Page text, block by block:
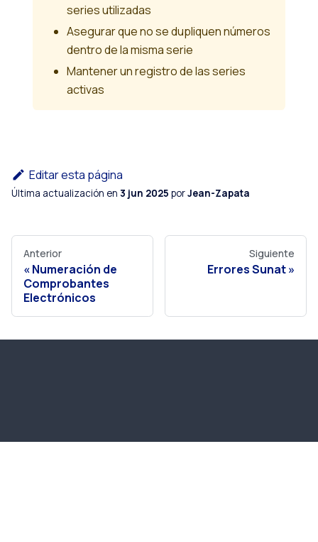
series utilizadas
Asegurar que no se dupliquen números
dentro de la misma serie
Mantener un registro de las series
activas
Editar esta página
Última actualización en 3 jun 2025 porJean-Zapata
Anterior
Numeración de
Comprobantes
Electrónicos
Siguiente
Errores Sunat